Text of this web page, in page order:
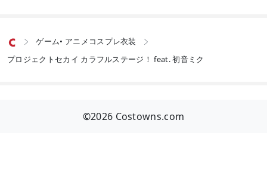
 ゲーム• アニメコスプレ衣装 
プロジェクトセカイ カラフルステージ！ feat. 初音ミク
©2026 Costowns.com